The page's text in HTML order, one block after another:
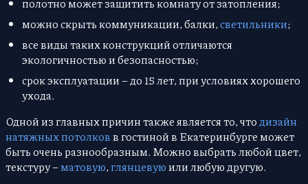
полотно может защитить комнату от затопления;
можно скрыть коммуникации, балки,светильники;
все виды таких конструкций отличаются
экологичностью и безопасностью;
срок эксплуатации – до 15 лет, при условиях хорошего
ухода.
Одной из главных причин также является то, чтодизайн
натяжных потолковв гостиной в Екатеринбурге может
быть очень разнообразным. Можно выбрать любой цвет,
текстуру –матовую,глянцевуюили любую другую.